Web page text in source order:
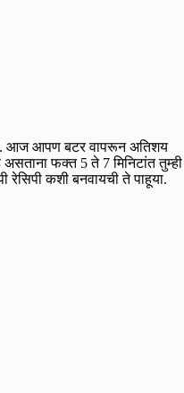
आहे. आज आपण बटर वापरून अतिशय
फक्त 5 ते 7 मिनिटांत तुम्ही
कशी बनवायची ते पाहूया.